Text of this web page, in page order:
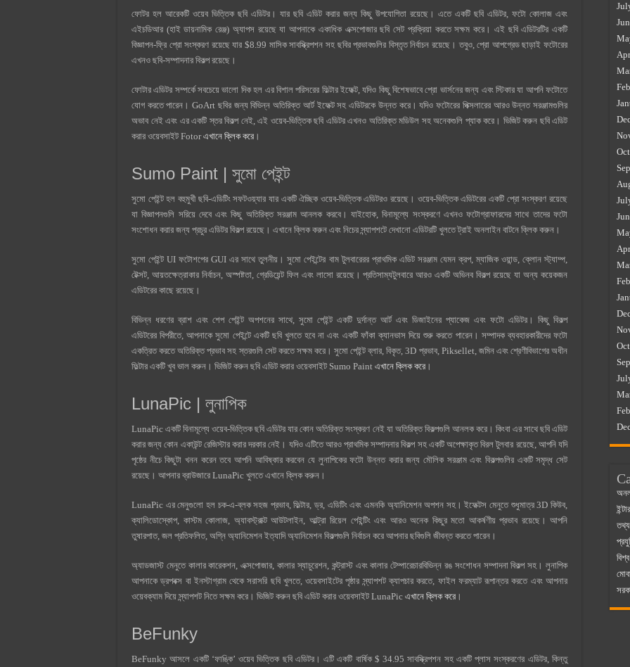
ফোটর হল আরেকটি ওয়েব ভিত্তিক ছবি এডিটর। যার ছবি এডিট করার জন্য কিছু উপযোগিতা রয়েছে। এতে একটি ছবি এডিটর, ফটো কোলাজ এবং
এইচডিআর (হাই ডায়নামিক রেঞ্জ) অ্যাপস রয়েছে যা আপনাকে একাধিক এক্সপোজার ছবি সেট প্রক্রিয়া করতে সক্ষম করে। এই ছবি এডিটরটির একটি
বিজ্ঞাপন-ফ্রি প্রো সংস্করণ রয়েছে যার $8.99 মাসিক সাবস্ক্রিপশন সহ ছবির প্রভাবগুলির বিস্তৃত নির্বাচন রয়েছে। তবুও, প্রো আপগ্রেড ছাড়াই ফটোরের
এখনও ছবি-সম্পাদনার বিকল্প রয়েছে।
ফোটার এডিটর সম্পর্কে সবচেয়ে ভালো দিক হল এর বিশাল পরিসরের ফিল্টার ইফেক্ট, যদিও কিছু বিশেষভাবে প্রো ভার্সনের জন্য এবং স্টিকার যা আপনি ফটোতে
যোগ করতে পারেন। GoArt ছবির জন্য বিভিন্ন অতিরিক্ত আর্ট ইফেক্ট সহ এডিটরকে উন্নত করে। যদিও ফটোরের পিক্সলারের আরও উন্নত সরঞ্জামগুলির
অভাব নেই এবং এর একটি স্তর বিকল্প নেই, এই ওয়েব-ভিত্তিক ছবি এডিটর এখনও অতিরিক্ত মডিউল সহ অনেকগুলি প্যাক করে। ভিজিট করুন ছবি এডিট
করার ওয়েবসাইট Fotorএখানে ক্লিক করে ।
Sumo Paint | সুমো পেইন্ট
সুমো পেইন্ট হল বহুমুখী ছবি-এডিটিং সফটওয়্যার যার একটি ঐচ্ছিক ওয়েব-ভিত্তিক এডিটরও রয়েছে। ওয়েব-ভিত্তিক এডিটরের একটি প্রো সংস্করণ রয়েছে
যা বিজ্ঞাপনগুলি সরিয়ে দেবে এবং কিছু অতিরিক্ত সরঞ্জাম আনলক করবে। যাইহোক, বিনামূল্যে সংস্করণে এখনও ফটোগ্রাফারদের সাথে তাদের ফটো
সংশোধন করার জন্য প্রচুর এডিটর বিকল্প রয়েছে। এখানে ক্লিক করুন এবং নিচের স্ন্যাপশটে দেখানো এডিটরটি খুলতে ট্রাই অনলাইন বাটনে ক্লিক করুন।
সুমো পেইন্ট UI ফটোশপের GUI এর সাথে তুলনীয়। সুমো পেইন্টের বাম টুলবারেরর প্রাথমিক এডিট সরঞ্জাম যেমন ক্রপ, ম্যাজিক ওয়ান্ড, ক্লোন স্ট্যাম্প,
টেক্সট, আয়তক্ষেত্রাকার নির্বাচন, অস্পষ্টতা, গ্রেডিয়েন্ট ফিল এবং লাসো রয়েছে। প্রতিসাম্যটুলবারে আরও একটি অভিনব বিকল্প রয়েছে যা অন্য কয়েকজন
এডিটরের কাছে রয়েছে।
বিভিন্ন ধরণের ব্রাশ এবং শেপ পেইন্ট অপশনের সাথে, সুমো পেইন্ট একটি দুর্দান্ত আর্ট এবং ডিজাইনের প্যাকেজ এবং ফটো এডিটর। কিছু বিকল্প
এডিটরের বিপরীতে, আপনাকে সুমো পেইন্টে একটি ছবি খুলতে হবে না এবং একটি ফাঁকা ক্যানভাস দিয়ে শুরু করতে পারেন। সম্পাদক ব্যবহারকারীদের ফটো
একত্রিত করতে অতিরিক্ত প্রভাব সহ স্তরগুলি সেট করতে সক্ষম করে। সুমো পেইন্ট ব্লার, বিকৃত, 3D প্রভাব, Piksellet, জমিন এবং শ্রেণীবিভাগের অধীন
ফিল্টার একটি খুব ভাল করুন। ভিজিট করুন ছবি এডিট করার ওয়েবসাইট Sumo Paint এখানে ক্লিক করে ।
LunaPic | লুনাপিক
LunaPic একটি বিনামূল্যে ওয়েব-ভিত্তিক ছবি এডিটর যার কোন অতিরিক্ত সংস্করণ নেই যা অতিরিক্ত বিকল্পগুলি আনলক করে। কিংবা এর সাথে ছবি এডিট
করার জন্য কোন একাউন্ট রেজিস্টার করার দরকার নেই। যদিও এটিতে আরও প্রাথমিক সম্পাদনার বিকল্প সহ একটি অপেক্ষাকৃত বিরল টুলবার রয়েছে, আপনি যদি
পৃষ্ঠের নীচে কিছুটা খনন করেন তবে আপনি আবিষ্কার করবেন যে লুনাপিকের ফটো উন্নত করার জন্য মৌলিক সরঞ্জাম এবং বিকল্পগুলির একটি সমৃদ্ধ সেট
রয়েছে। আপনার ব্রাউজারে LunaPic খুলতে এখানে ক্লিক করুন।
LunaPic এর মেনুগুলো হল চক-এ-ব্লক সহজ প্রভাব, ফিল্টার, ড্র, এডিটিং এবং এমনকি অ্যানিমেশন অপশন সহ। ইফেক্টস মেনুতে শুধুমাত্র 3D কিউব,
ক্যালিডোস্কোপ, কাস্টম কোলাজ, অ্যাবস্ট্রাক্ট আউটলাইন, আল্ট্রা রিয়েল পেইন্টিং এবং আরও অনেক কিছুর মতো আকর্ষণীয় প্রভাব রয়েছে। আপনি
তুষারপাত, জল প্রতিফলিত, অগ্নি অ্যানিমেশন ইত্যাদি অ্যানিমেশন বিকল্পগুলি নির্বাচন করে আপনার ছবিগুলি জীবন্ত করতে পারেন।
অ্যাডজাস্ট মেনুতে কালার কারেকশন, এক্সপোজার, কালার স্যাচুরেশন, কন্ট্রাস্ট এবং কালার টেম্পারেচারবিভিন্ন রঙ সংশোধন সম্পাদনা বিকল্প সহ। লুনাপিক
আপনাকে ড্রপবক্স বা ইনস্টাগ্রাম থেকে সরাসরি ছবি খুলতে, ওয়েবসাইটের পৃষ্ঠার স্ন্যাপশট ক্যাপচার করতে, ফাইল ফরম্যাট রূপান্তর করতে এবং আপনার
ওয়েবক্যাম দিয়ে স্ন্যাপশট নিতে সক্ষম করে। ভিজিট করুন ছবি এডিট করার ওয়েবসাইট LunaPic এখানে ক্লিক করে ।
BeFunky
BeFunky আসলে একটি ‘ফাঙ্কি’ ওয়েব ভিত্তিক ছবি এডিটর। এটি একটি বার্ষিক $ 34.95 সাবস্ক্রিপশন সহ একটি প্লাস সংস্করণের এডিটর, কিন্তু
তথ্য
বিশ্ব